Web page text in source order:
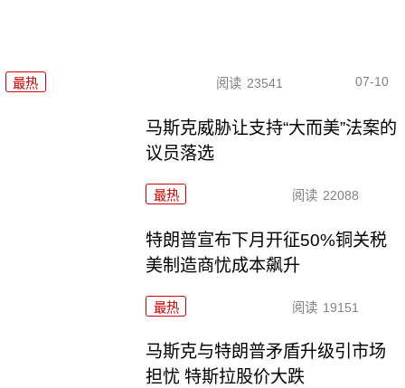
最热 阅读 23541 07-10
马斯克威胁让支持“大而美”法案的
议员落选
最热 阅读 22088
特朗普宣布下月开征50%铜关税
美制造商忧成本飙升
最热 阅读 19151
马斯克与特朗普矛盾升级引市场
担忧 特斯拉股价大跌